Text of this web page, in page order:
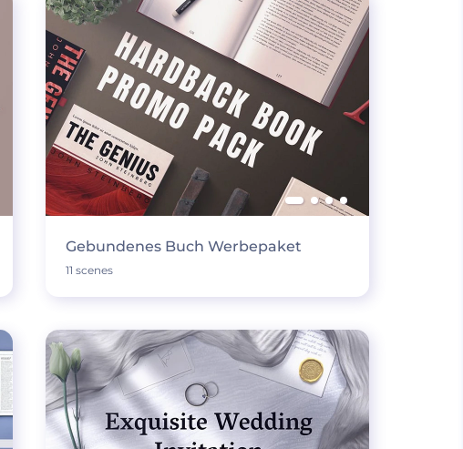
Gebundenes Buch Werbepaket
11 scenes